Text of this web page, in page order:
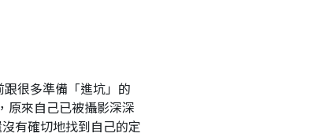
很多準備「進坑」的
原來自己已被攝影深深
有確切地找到自己的定